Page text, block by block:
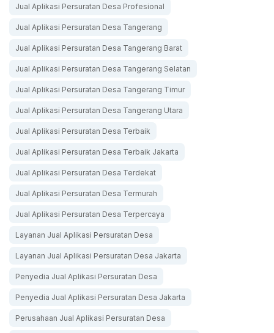
Jual Aplikasi Persuratan Desa Profesional
Jual Aplikasi Persuratan Desa Tangerang
Jual Aplikasi Persuratan Desa Tangerang Barat
Jual Aplikasi Persuratan Desa Tangerang Selatan
Jual Aplikasi Persuratan Desa Tangerang Timur
Jual Aplikasi Persuratan Desa Tangerang Utara
Jual Aplikasi Persuratan Desa Terbaik
Jual Aplikasi Persuratan Desa Terbaik Jakarta
Jual Aplikasi Persuratan Desa Terdekat
Jual Aplikasi Persuratan Desa Termurah
Jual Aplikasi Persuratan Desa Terpercaya
Layanan Jual Aplikasi Persuratan Desa
Layanan Jual Aplikasi Persuratan Desa Jakarta
Penyedia Jual Aplikasi Persuratan Desa
Penyedia Jual Aplikasi Persuratan Desa Jakarta
Perusahaan Jual Aplikasi Persuratan Desa